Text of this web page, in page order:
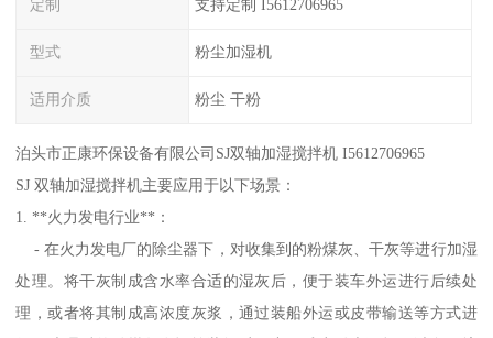
定制 支持定制 I5612706965
型式 粉尘加湿机
适用介质 粉尘 干粉
泊头市正康环保设备有限公司SJ双轴加湿搅拌机 I5612706965
SJ 双轴加湿搅拌机主要应用于以下场景：
1. **火力发电行业**：
- 在火力发电厂的除尘器下，对收集到的粉煤灰、干灰等进行加湿
处理。将干灰制成含水率合适的湿灰后，便于装车外运进行后续处
理，或者将其制成高浓度灰浆，通过装船外运或皮带输送等方式进